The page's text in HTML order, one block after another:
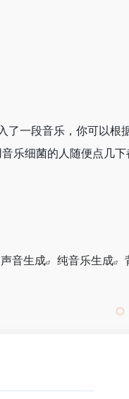
了一段音乐，你可以根
乐细菌的人随便点几下
声音生成 纯音乐生成